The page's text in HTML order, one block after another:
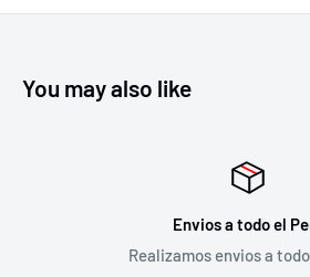
You may also like
Envios a todo el Perú
Realizamos envios a todo el Perú.